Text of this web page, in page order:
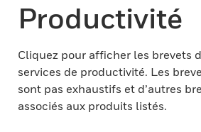
Productivité
Cliquez pour afficher les brevets
services de productivité. Les
sont pas exhaustifs et d’autres
associés aux produits listés.